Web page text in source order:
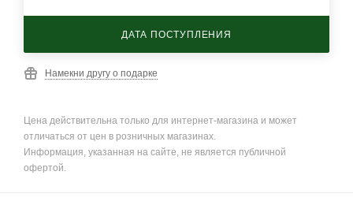
ДАТА ПОСТУПЛЕНИЯ
Намекни другу о подарке
Цена действительна только для интернет-магазина и может
отличаться от цен в розничных магазинах.
Информация, указанная на сайте, не является публичной
офертой.